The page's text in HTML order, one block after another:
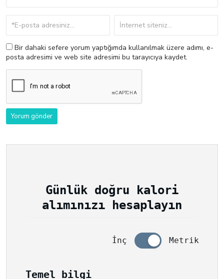
Bir dahaki sefere yorum yaptığımda kullanılmak üzere adımı, e-
posta adresimi ve web site adresimi bu tarayıcıya kaydet.
Günlük doğru kalori
alımınızı hesaplayın
İnç Metrik
Temel bilgi